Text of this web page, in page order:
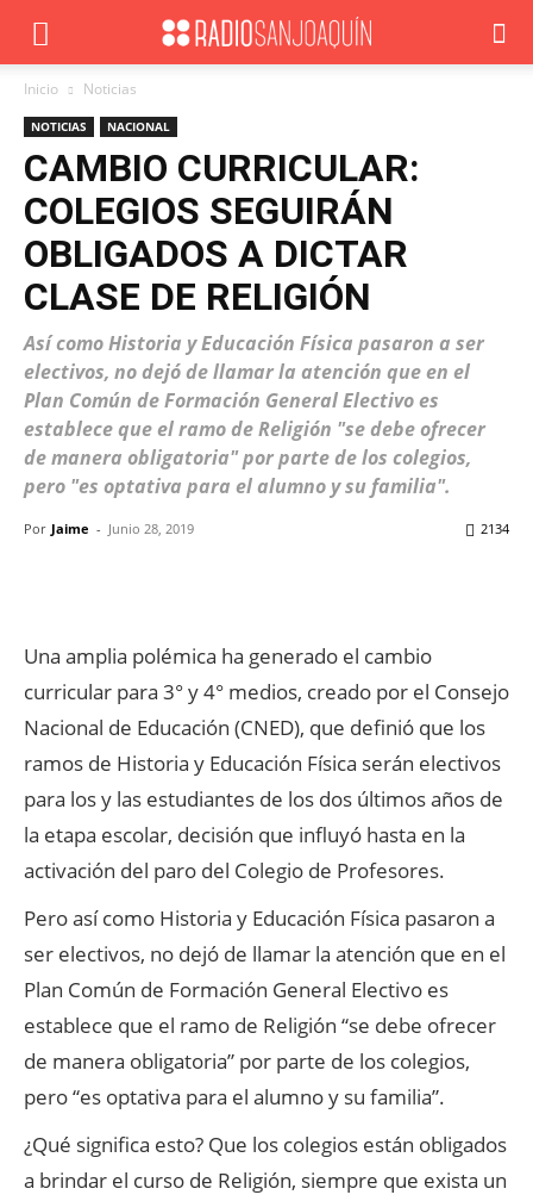
Inicio Noticias
NOTICIAS NACIONAL
CAMBIO CURRICULAR:
COLEGIOS SEGUIRÁN
OBLIGADOS A DICTAR
CLASE DE RELIGIÓN
Así como Historia y Educación Física pasaron a ser
electivos, no dejó de llamar la atención que en el
Plan Común de Formación General Electivo es
establece que el ramo de Religión "se debe ofrecer
de manera obligatoria" por parte de los colegios,
pero "es optativa para el alumno y su familia".
Por Jaime - Junio 28, 2019 2134
Una amplia polémica ha generado el cambio
curricular para 3° y 4° medios, creado por el Consejo
Nacional de Educación (CNED), que definió que los
ramos de Historia y Educación Física serán electivos
para los y las estudiantes de los dos últimos años de
la etapa escolar, decisión que influyó hasta en la
activación del paro del Colegio de Profesores.
Pero así como Historia y Educación Física pasaron a
ser electivos, no dejó de llamar la atención que en el
Plan Común de Formación General Electivo es
establece que el ramo de Religión “se debe ofrecer
de manera obligatoria” por parte de los colegios,
pero “es optativa para el alumno y su familia”.
¿Qué significa esto? Que los colegios están obligados
a brindar el curso de Religión, siempre que exista un